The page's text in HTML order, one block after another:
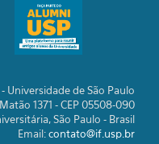
Universidade de São Paulo
1371 - CEP 05508-090
São Paulo - Brasil
Email:contato@if.usp.br